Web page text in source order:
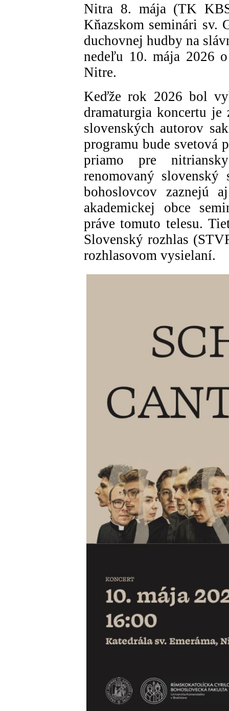
Nitra 8. mája (TK
Kňazskom seminári sv.
duchovnej hudby na
nedeľu 10. mája 2026
Nitre.
Keďže rok 2026 bol
dramaturgia koncertu je
slovenských autorov
programu bude svetová
priamo pre
renomovaný
bohoslovcov zaznejú
akademickej obce
práve tomuto telesu.
Slovenský rozhlas
rozhlasovom vysielaní.